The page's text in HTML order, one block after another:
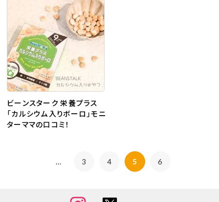
ビーンスターク 栄養プラス
「カルシウム入りボーロ」モニ
ターママの口コミ！
... 3 4 5 6